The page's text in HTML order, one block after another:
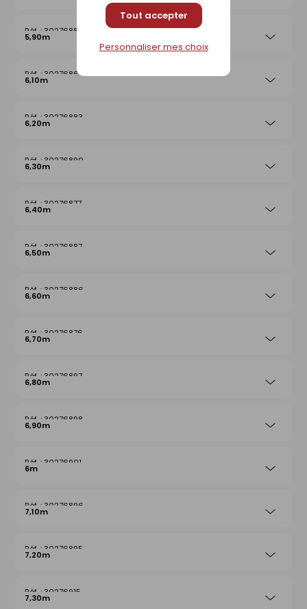
Tout accepter
Personnaliser mes choix
30276888
5,90m
30276869
6,10m
30276883
6,20m
30276890
6,30m
30276877
6,40m
30276887
6,50m
30276886
6,60m
30276876
6,70m
30276897
6,80m
30276898
6,90m
30276901
6m
30276896
7,10m
30276895
7,20m
30276915
7,30m